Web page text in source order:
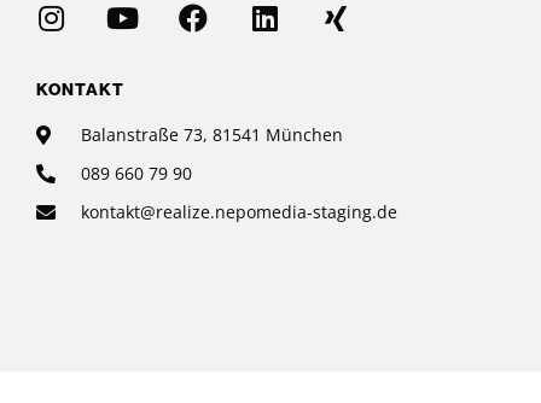
KONTAKT
Balanstraße 73, 81541 München
089 660 79 90
kontakt@realize.nepomedia-staging.de